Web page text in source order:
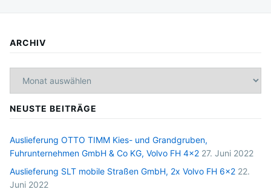
ARCHIV
NEUSTE BEITRÄGE
Auslieferung OTTO TIMM Kies- und Grandgruben,
Fuhrunternehmen GmbH & Co KG, Volvo FH 4×2 27. Juni 2022
Auslieferung SLT mobile Straßen GmbH, 2x Volvo FH 6×2 22.
Juni 2022